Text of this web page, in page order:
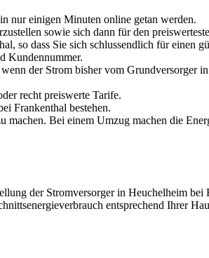
nur einigen Minuten online getan werden.
sowie sich dann für den
so dass Sie sich schlussendlich für einen
Kundennummer.
der Strom bisher vom Grundversorger
recht preiswerte Tarife.
Frankenthal bestehen.
Bei einem Umzug machen die
der Stromversorger in Heuchelheim
entsprechend Ihrer